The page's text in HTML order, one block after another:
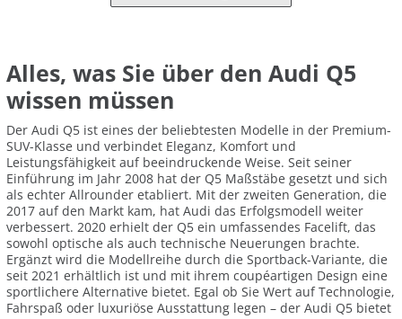
Alles, was Sie über den Audi Q5
wissen müssen
Der Audi Q5 ist eines der beliebtesten Modelle in der Premium-
SUV-Klasse und verbindet Eleganz, Komfort und
Leistungsfähigkeit auf beeindruckende Weise. Seit seiner
Einführung im Jahr 2008 hat der Q5 Maßstäbe gesetzt und sich
als echter Allrounder etabliert. Mit der zweiten Generation, die
2017 auf den Markt kam, hat Audi das Erfolgsmodell weiter
verbessert. 2020 erhielt der Q5 ein umfassendes Facelift, das
sowohl optische als auch technische Neuerungen brachte.
Ergänzt wird die Modellreihe durch die Sportback-Variante, die
seit 2021 erhältlich ist und mit ihrem coupéartigen Design eine
sportlichere Alternative bietet. Egal ob Sie Wert auf Technologie,
Fahrspaß oder luxuriöse Ausstattung legen – der Audi Q5 bietet